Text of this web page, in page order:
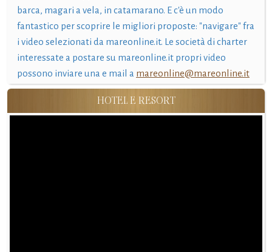
barca, magari a vela, in catamarano. E c'è un modo
fantastico per scoprire le migliori proposte: "navigare" fra
i video selezionati da mareonline.it. Le società di charter
interessate a postare su mareonline.it propri video
possono inviare una e mail a mareonline@mareonline.it
HOTEL E RESORT